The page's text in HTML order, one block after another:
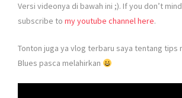
Versi videonya di bawah ini ;). If you don’t
subscribe to my youtube channel here.
Tonton juga ya vlog terbaru saya tentang tips
Blues pasca melahirkan